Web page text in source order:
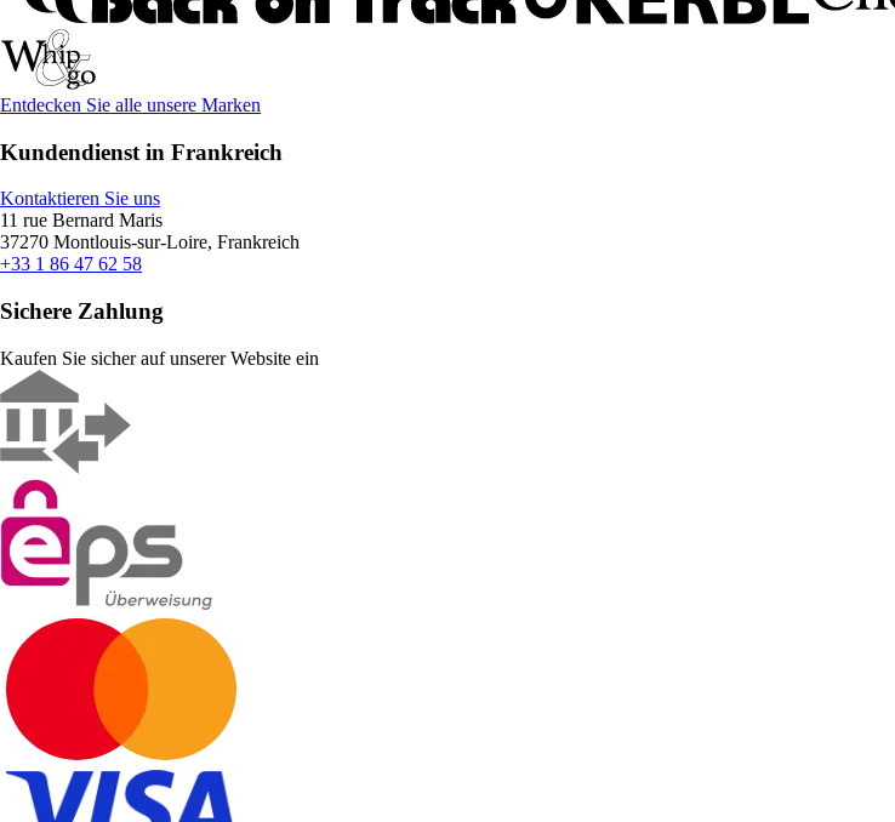
Entdecken Sie alle unsere Marken
Kundendienst in Frankreich
Kontaktieren Sie uns
11 rue Bernard Maris
37270 Montlouis-sur-Loire, Frankreich
+33 1 86 47 62 58
Sichere Zahlung
Kaufen Sie sicher auf unserer Website ein